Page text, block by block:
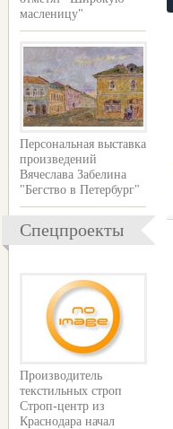
масленицу"
Персональная выставка
произведений
Вячеслава Забелина
"Бегство в Петербург"
Спецпроекты
Производитель
текстильных строп
Строп-центр из
Краснодара начал